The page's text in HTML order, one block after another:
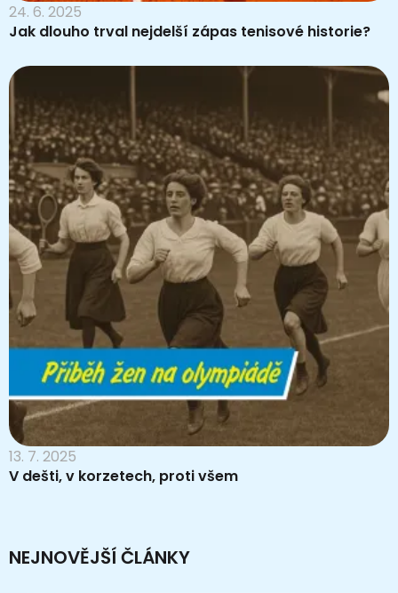
24. 6. 2025
Jak dlouho trval nejdelší zápas tenisové historie?
13. 7. 2025
V dešti, v korzetech, proti všem
NEJNOVĚJŠÍ ČLÁNKY